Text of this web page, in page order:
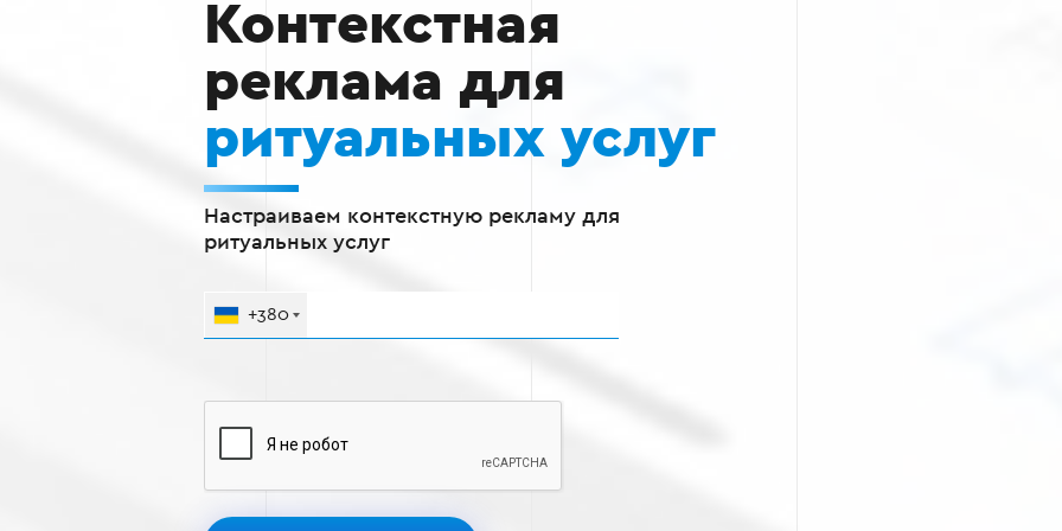
Контекстная
реклама для
ритуальных услуг
Настраиваем контекстную рекламу для
ритуальных услуг
+380